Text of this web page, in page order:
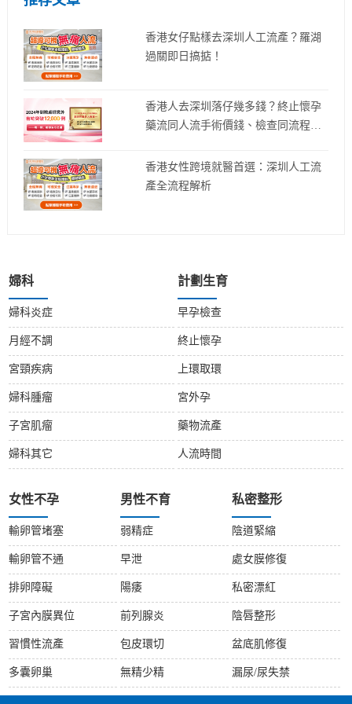
香港女仔點樣去深圳人工流產？羅湖
過關即日搞掂！
香港人去深圳落仔幾多錢？終止懷孕
藥流同人流手術價錢、檢查同流程詳
香港女性跨境就醫首選：深圳人工流
產全流程解析
婦科
婦科炎症
月經不調
宮頸疾病
婦科腫瘤
子宮肌瘤
婦科其它
計劃生育
早孕檢查
終止懷孕
上環取環
宮外孕
藥物流產
人流時間
女性不孕
輸卵管堵塞
輸卵管不通
排卵障礙
子宮內膜異位
習慣性流產
多囊卵巢
男性不育
弱精症
早泄
陽痿
前列腺炎
包皮環切
無精少精
私密整形
陰道緊縮
處女膜修復
私密漂紅
陰唇整形
盆底肌修復
漏尿/尿失禁